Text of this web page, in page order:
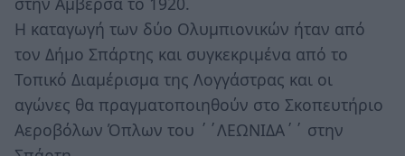
Η καταγωγή των δύο Ολυμπιονικών ήταν από
τον Δήμο Σπάρτης και συγκεκριμένα από το
Τοπικό Διαμέρισμα της Λογγάστρας και οι
αγώνες θα πραγματοποιηθούν στο Σκοπευτήριο
Αεροβόλων Όπλων του ΄΄ΛΕΩΝΙΔΑ΄΄ στην